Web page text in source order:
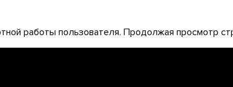
работы пользователя. Продолжая просмотр